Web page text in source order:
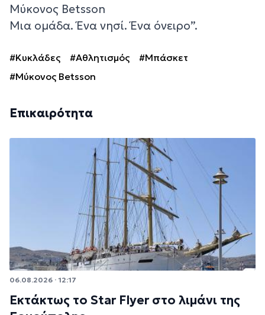
Μύκονος Betsson
Μια ομάδα. Ένα νησί. Ένα όνειρο”.
#Κυκλάδες #Αθλητισμός
#Μπάσκετ
#Μύκονος Betsson
Επικαιρότητα
06.08.2026 · 12:17
Εκτάκτως το Star Flyer στο λιμάνι της